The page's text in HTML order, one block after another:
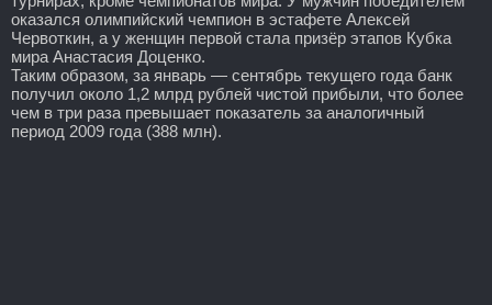
оказался олимпийский чемпион в эстафете Алексей
Червоткин, а у женщин первой стала призёр этапов Кубка
мира Анастасия Доценко.
Таким образом, за январь — сентябрь текущего года банк
получил около 1,2 млрд рублей чистой прибыли, что более
чем в три раза превышает показатель за аналогичный
период 2009 года (388 млн).